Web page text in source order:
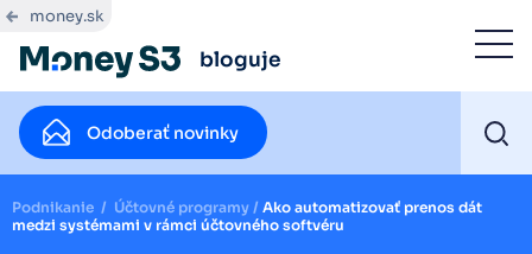
money.sk
bloguje
Odoberať novinky
Podnikanie / Účtovné programy / Ako automatizovať prenos dát
medzi systémami v rámci účtovného softvéru